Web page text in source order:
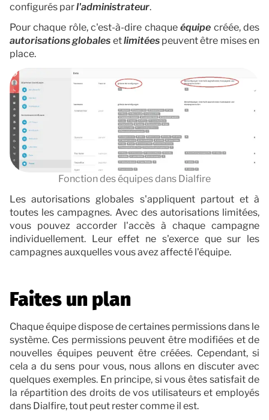
configurés parl'administrateur.
Pour chaque rôle, c'est-à-dire chaqueéquipe créée, des
autorisationsglobales etlimitéespeuvent être mises en
place.
Fonction des équipes dans Dialfire
Les autorisations globales s'appliquent partout et à
toutes les campagnes. Avec des autorisations limitées,
vous pouvez accorder l'accès à chaque campagne
individuellement. Leur effet ne s'exerce que sur les
campagnes auxquelles vous avez affecté l'équipe.
Faites un plan
Chaque équipe dispose de certaines permissions dans le
système. Ces permissions peuvent être modifiées et de
nouvelles équipes peuvent être créées. Cependant, si
cela a du sens pour vous, nous allons en discuter avec
quelques exemples. En principe, si vous êtes satisfait de
la répartition des droits de vos utilisateurs et employés
dans Dialfire, tout peut rester comme il est.